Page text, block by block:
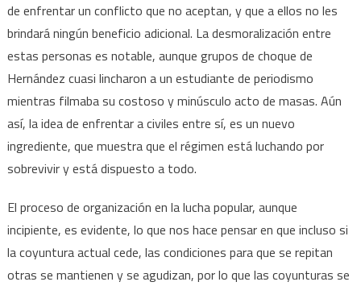
de enfrentar un conflicto que no aceptan, y que a ellos no les
brindará ningún beneficio adicional. La desmoralización entre
estas personas es notable, aunque grupos de choque de
Hernández cuasi lincharon a un estudiante de periodismo
mientras filmaba su costoso y minúsculo acto de masas. Aún
así, la idea de enfrentar a civiles entre sí, es un nuevo
ingrediente, que muestra que el régimen está luchando por
sobrevivir y está dispuesto a todo.
El proceso de organización en la lucha popular, aunque
incipiente, es evidente, lo que nos hace pensar en que incluso si
la coyuntura actual cede, las condiciones para que se repitan
otras se mantienen y se agudizan, por lo que las coyunturas se